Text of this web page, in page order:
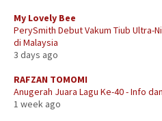
My Lovely Bee
PerySmith Debut Vakum Tiub Ultra-
di Malaysia
3 days ago
RAFZAN TOMOMI
Anugerah Juara Lagu Ke-40 - Info
1 week ago